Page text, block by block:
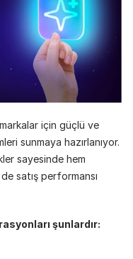
için güçlü ve
sunmaya hazırlanıyor.
sayesinde hem
satış performansı
şunlardır: